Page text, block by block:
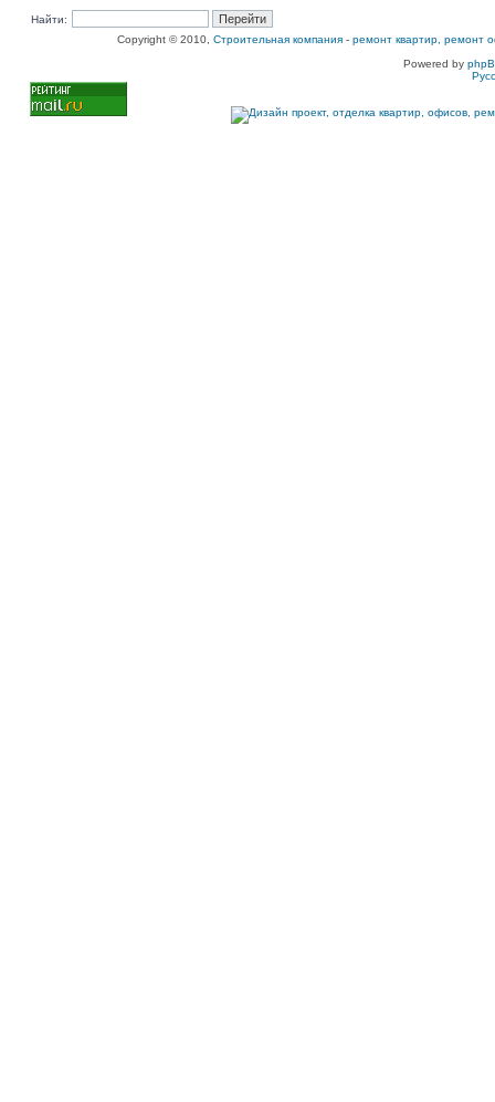
Найти:
Copyright © 2010, Строительная компания - ремонт квартир, ремонт
Powered by